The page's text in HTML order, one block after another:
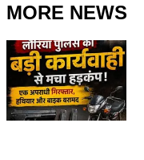
MORE NEWS